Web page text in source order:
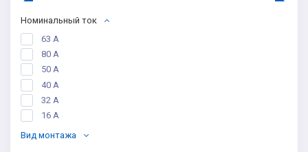
Номинальный ток
63 А
80 А
50 А
40 А
32 А
16 А
Вид монтажа